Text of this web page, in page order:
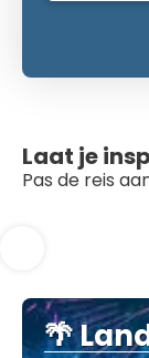
Laat je
Pas de reis
🌴